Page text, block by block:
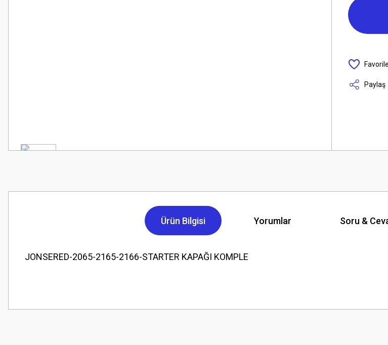
Paylaş
Ürün Bilgisi Yorumlar Soru &
JONSERED-2065-2165-2166-STARTER KAPAĞI KOMPLE